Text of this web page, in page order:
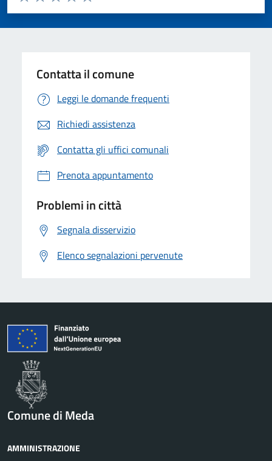
Valuta 5 stelle su 5
Valuta 4 stelle su 5
Valuta 3 stelle su 5
Valuta 2 stelle su 5
Valuta 1 stelle su 5
Contatta il comune
Leggi le domande frequenti
Richiedi assistenza
Contatta gli uffici comunali
Prenota appuntamento
Problemi in città
Segnala disservizio
Elenco segnalazioni pervenute
Comune di Meda
AMMINISTRAZIONE